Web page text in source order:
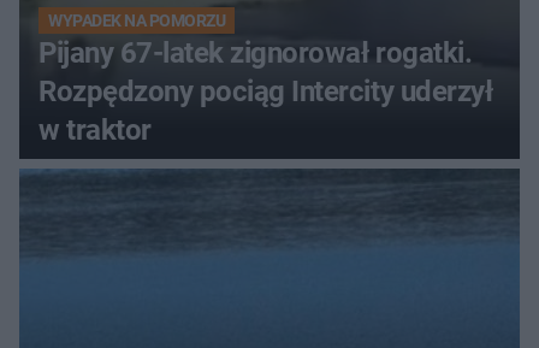
WYPADEK NA POMORZU
Pijany 67-latek zignorował rogatki.
Rozpędzony pociąg Intercity uderzył
w traktor